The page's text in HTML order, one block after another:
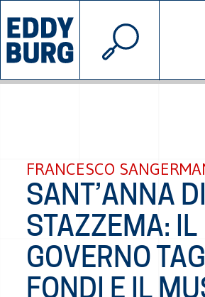
INIZIATIVE
© 2026
FRANCESCO
SANT’ANNA DI
STAZZEMA: IL
GOVERNO
FONDI E IL